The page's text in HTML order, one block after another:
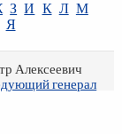
З И К Л М
Я
Алексеевич
генерал